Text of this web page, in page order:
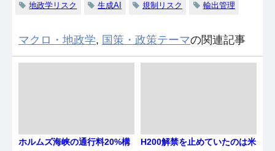
地政学リスク 生成AI 規制リスク 輸出管理
マクロ・地政学, 国策・政策テーマの関連記事
ホルムズ海峡の通行料20%構
H200解禁を止めていたのは米